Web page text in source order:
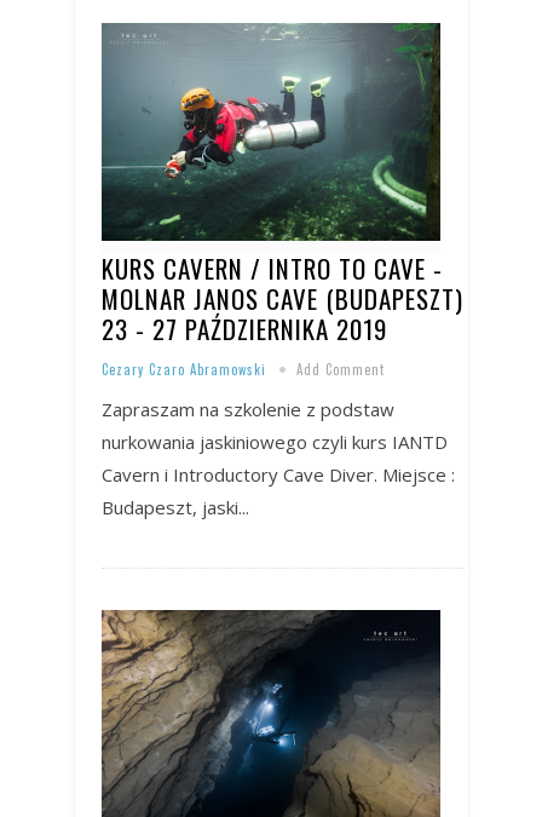
KURS CAVERN / INTRO TO CAVE -
MOLNAR JANOS CAVE (BUDAPESZT)
23 - 27 PAŹDZIERNIKA 2019
Cezary Czaro Abramowski Add Comment
Zapraszam na szkolenie z podstaw
nurkowania jaskiniowego czyli kurs IANTD
Cavern i Introductory Cave Diver. Miejsce :
Budapeszt, jaski...